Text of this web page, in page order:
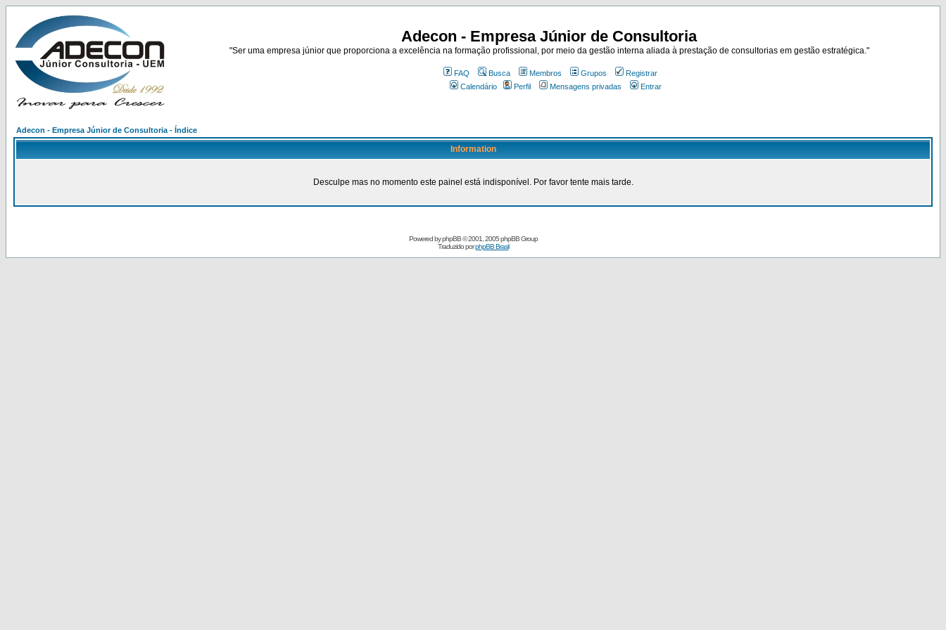
Adecon - Empresa Júnior de Consultoria
"Ser uma empresa júnior que proporciona a excelência na formação profissional, por meio da gestão interna aliada à prestação de consultorias em gestão estratégica."
FAQ Busca Membros Grupos
Registrar
Calendário
Perfil Mensagens privadas Entrar
Adecon - Empresa Júnior de Consultoria - Índice
Information
Desculpe mas no momento este painel está indisponível. Por favor tente mais tarde.
Powered byphpBB© 2001, 2005 phpBB Group
Traduzido porphpBB Brasil